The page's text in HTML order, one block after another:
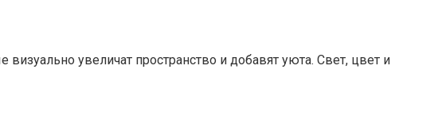
увеличат пространство и добавят уюта. Свет, цвет и